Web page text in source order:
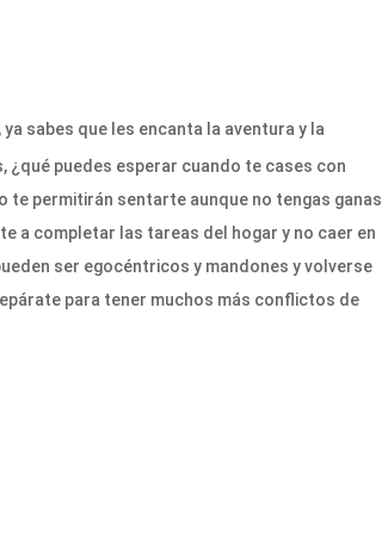
, ya sabes que les encanta la aventura y la
¿qué puedes esperar cuando te cases con
te permitirán sentarte aunque no tengas ganas
a completar las tareas del hogar y no caer en
ser egocéntricos y mandones y volverse
para tener muchos más conflictos de